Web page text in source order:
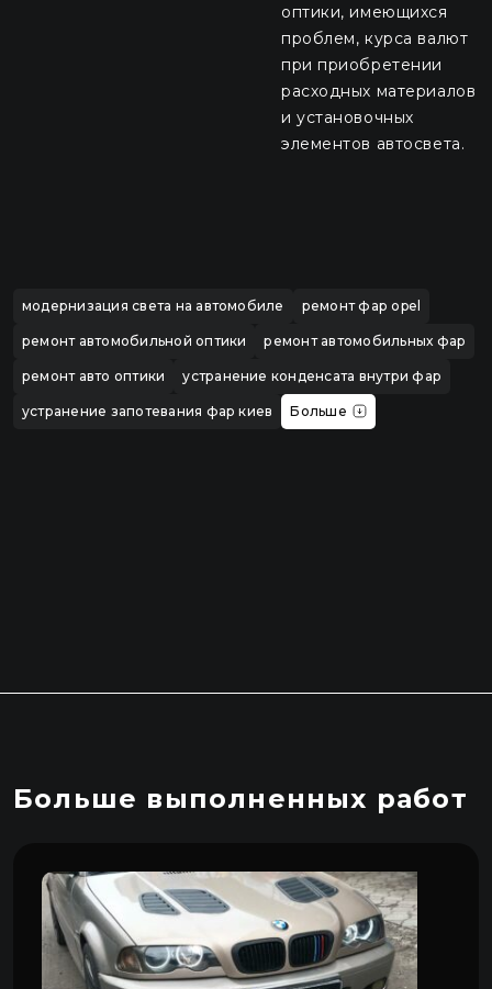
оптики, имеющихся
проблем, курса валют
при приобретении
расходных материалов
и установочных
элементов автосвета.
модернизация света на автомобиле ремонт фар opel
ремонт автомобильной оптики ремонт автомобильных фар
ремонт авто оптики устранение конденсата внутри фар
устранение запотевания фар киев Больше
Больше выполненных работ